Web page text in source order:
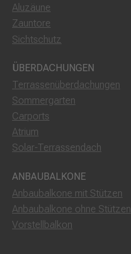
Aluzäune
Zauntore
Sichtschutz
ÜBERDACHUNGEN
Terrassenüberdachungen
Sommergarten
Carports
Atrium
Solar-Terrassendach
ANBAUBALKONE
Anbaubalkone mit Stützen
Anbaubalkone ohne Stützen
Vorstellbalkon